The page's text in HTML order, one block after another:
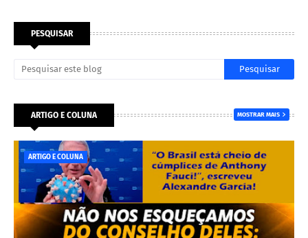
PESQUISAR
ARTIGO E COLUNA MOSTRAR MAIS
ARTIGO E COLUNA